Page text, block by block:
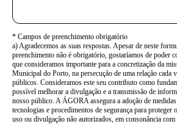
* Campos de preenchimento obrigatório
a) Agradecemos as suas respostas. Apesar de neste
preenchimento não é obrigatório, gostaríamos de poder
que consideramos importante para a concretização da
Municipal do Porto, na persecução de uma relação cada
públicos. Consideramos este seu contributo como
possível melhorar a divulgação e a transmissão de
nosso público. A ÁGORA assegura a adoção de
tecnologias e procedimentos de segurança para proteger
uso ou divulgação não autorizados, em consonância